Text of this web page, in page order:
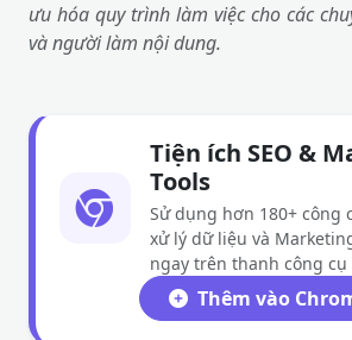
ưu hóa quy trình làm việc cho các
và người làm nội dung.
Tiện ích SEO &
Tools
Sử dụng hơn 180+ công
xử lý dữ liệu và
ngay trên thanh công
Thêm vào